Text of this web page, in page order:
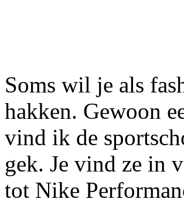
Soms wil je als
hakken. Gewoon
vind ik de
gek. Je vind ze in
tot Nike